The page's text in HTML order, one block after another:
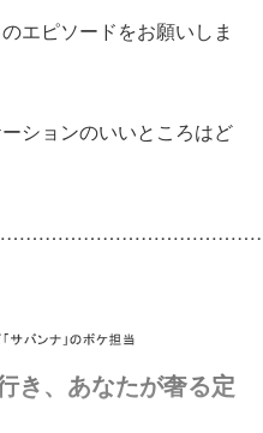
エピソードをお願いしま
ションのいいところはど
き、あなたが奢る定